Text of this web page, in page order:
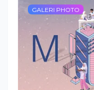
GALERI PHOTO